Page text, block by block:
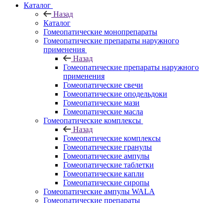
Каталог
Назад
Каталог
Гомеопатические монопрепараты
Гомеопатические препараты наружного
применения
Назад
Гомеопатические препараты наружного
применения
Гомеопатические свечи
Гомеопатические оподельдоки
Гомеопатические мази
Гомеопатические масла
Гомеопатические комплексы
Назад
Гомеопатические комплексы
Гомеопатические гранулы
Гомеопатические ампулы
Гомеопатические таблетки
Гомеопатические капли
Гомеопатические сиропы
Гомеопатические ампулы WALA
Гомеопатические препараты